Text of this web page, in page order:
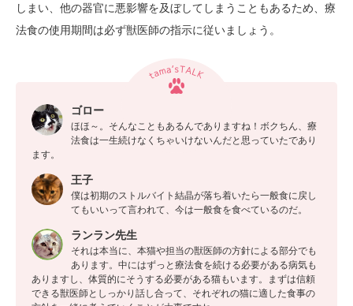
しまい、他の器官に悪影響を及ぼしてしまうこともあるため、療
法食の使用期間は必ず獣医師の指示に従いましょう。
ゴロー
ほほ～。そんなこともあるんでありますね！ボクちん、療
法食は一生続けなくちゃいけないんだと思っていたであり
ます。
王子
僕は初期のストルバイト結晶が落ち着いたら一般食に戻し
てもいいって言われて、今は一般食を食べているのだ。
ランラン先生
それは本当に、本猫や担当の獣医師の方針による部分でも
あります。中にはずっと療法食を続ける必要がある病気も
ありますし、体質的にそうする必要がある猫もいます。まずは信頼
できる獣医師としっかり話し合って、それぞれの猫に適した食事の